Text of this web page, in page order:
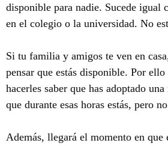
disponible para nadie. Sucede igual
en el colegio o la universidad. No
Si tu familia y amigos te ven en
pensar que estás disponible. Por
hacerles saber que has adoptado
que durante esas horas estás, pero
Además, llegará el momento en que